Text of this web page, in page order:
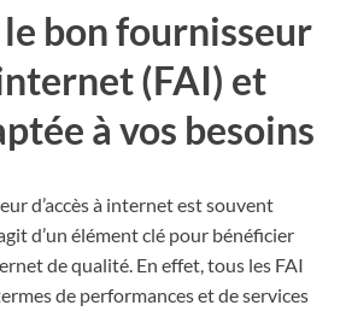
bon fournisseur
internet (FAI) et
à vos besoins
d’accès à internet est souvent
d’un élément clé pour bénéficier
de qualité. En effet, tous les FAI
de performances et de services